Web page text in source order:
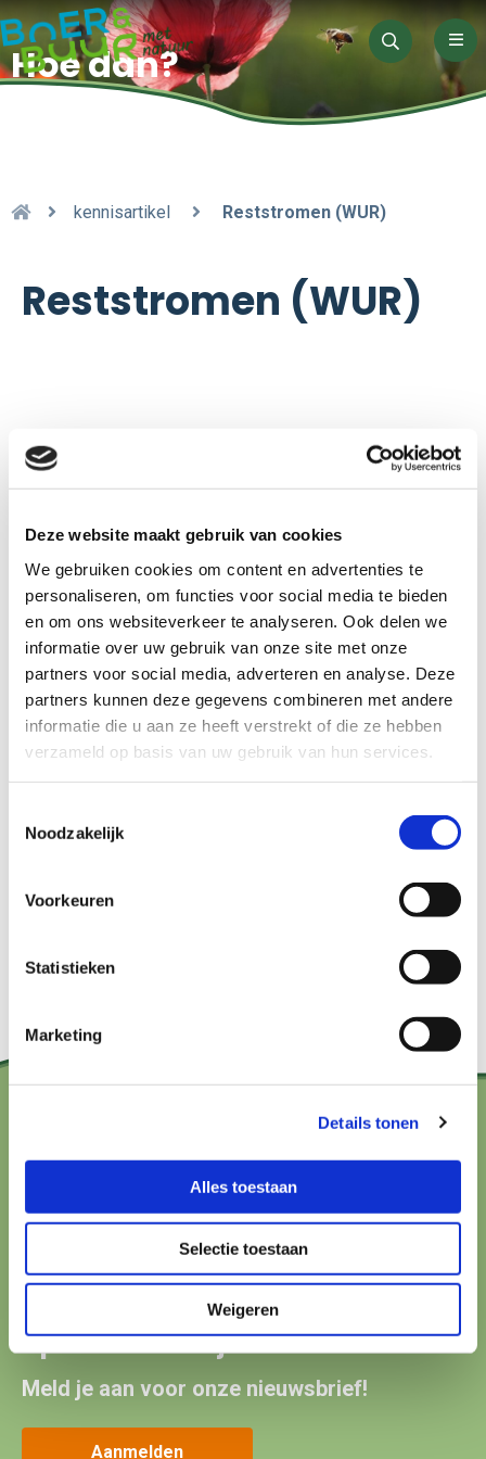
Deze website maakt gebruik van cookies
We gebruiken cookies om content en advertenties te
personaliseren, om functies voor social media te bieden
en om ons websiteverkeer te analyseren. Ook delen we
informatie over uw gebruik van onze site met onze
partners voor social media, adverteren en analyse. Deze
partners kunnen deze gegevens combineren met andere
informatie die u aan ze heeft verstrekt of die ze hebben
verzameld op basis van uw gebruik van hun services.
Noodzakelijk
Voorkeuren
Statistieken
Marketing
Details tonen
Alles toestaan
Selectie toestaan
Weigeren
Zoeken
Hoe dan?
kennisartikel Reststromen (WUR)
Reststromen (WUR)
Deze publicatie geeft uitlegover het gebruik
van reststromen als akkerbouwer
veehouder.
hallo@boerenbuurmetnatuur.nl
Up-to-date blijven?
Meld je aan voor onze nieuwsbrief!
Aanmelden